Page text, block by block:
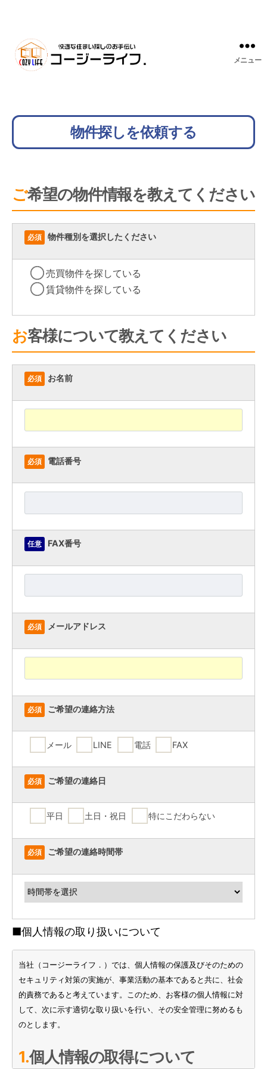
メニュー
物件探しを依頼する
ご希望の物件情報を教えてください
必須 物件種別を選択したください
売買物件を探している
賃貸物件を探している
お客様について教えてください
必須 お名前
必須 電話番号
任意 FAX番号
必須 メールアドレス
必須 ご希望の連絡方法
メール LINE 電話 FAX
必須 ご希望の連絡日
平日 土日・祝日 特にこだわらない
必須 ご希望の連絡時間帯
■個人情報の取り扱いについて
当社（コージーライフ．）では、個人情報の保護及びそのための
セキュリティ対策の実施が、事業活動の基本であると共に、社会
的責務であると考えています。このため、お客様の個人情報に対
して、次に示す適切な取り扱いを行い、その安全管理に努めるも
のとします。
1.個人情報の取得について